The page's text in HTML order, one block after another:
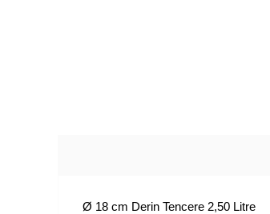
Ø 18 cm Derin Tencere 2,50 Litre